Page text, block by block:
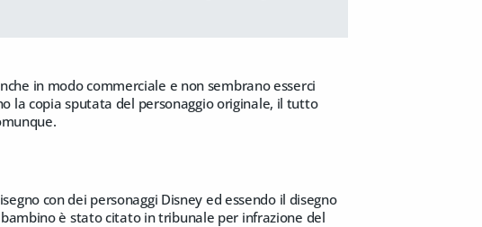
in modo commerciale e non sembrano esserci
la copia sputata del personaggio originale, il tutto
con dei personaggi Disney ed essendo il disegno
è stato citato in tribunale per infrazione del